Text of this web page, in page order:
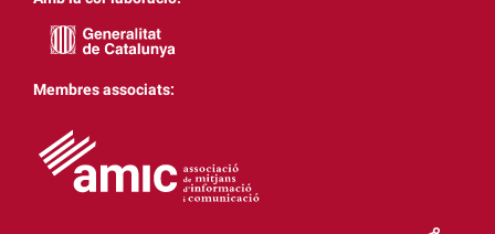
Membres associats: